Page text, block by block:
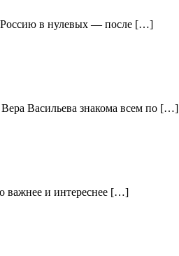
Россию в нулевых — после […]
Васильева знакома всем по […]
важнее и интереснее […]